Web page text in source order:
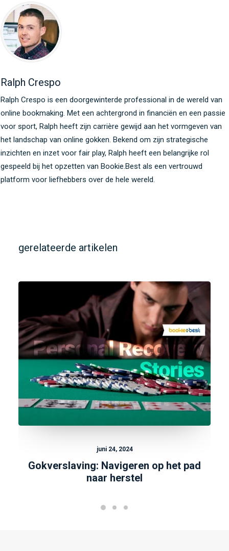
Ralph Crespo
Ralph Crespo is een doorgewinterde professional in de wereld van
online bookmaking. Met een achtergrond in financiën en een passie
voor sport, Ralph heeft zijn carrière gewijd aan het vormgeven van
het landschap van online gokken. Bekend om zijn strategische
inzichten en inzet voor fair play, Ralph heeft een belangrijke rol
gespeeld bij het opzetten van Bookie.Best als een vertrouwd
platform voor liefhebbers over de hele wereld.
gerelateerde artikelen
juni 24, 2024
Gokverslaving: Navigeren op het pad
naar herstel